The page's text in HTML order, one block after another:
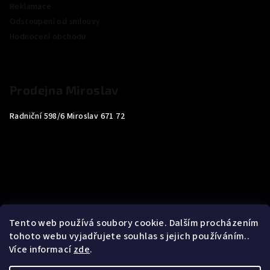
Tento web používá soubory cookie. Dalším procházením
tohoto webu vyjadřujete souhlas s jejich používáním..
Více informacízde.
Radniční 598/6 Miroslav 671 72